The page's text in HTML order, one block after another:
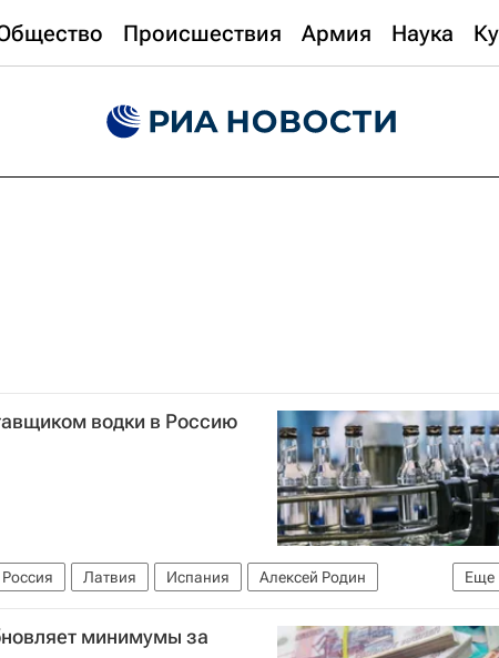
Происшествия Армия Наука
водки в Россию
Еще
Россия Латвия Испания
Алексей Родин
минимумы за